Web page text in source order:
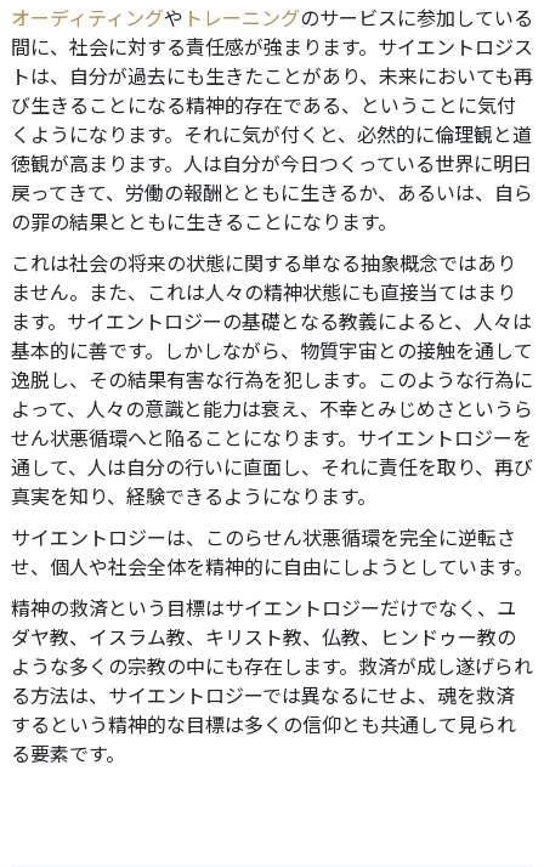
オーディティングや トレーニングのサービスに参加している
間に、社会に対する責任感が強まります。サイエントロジス
トは、自分が過去にも生きたことがあり、未来においても再
び生きることになる精神的存在である、ということに気付
くようになります。それに気が付くと、必然的に倫理観と道
徳観が高まります。人は自分が今日つくっている世界に明日
戻ってきて、労働の報酬とともに生きるか、あるいは、自ら
の罪の結果とともに生きることになります。
これは社会の将来の状態に関する単なる抽象概念ではあり
ません。また、これは人々の精神状態にも直接当てはまり
ます。サイエントロジーの基礎となる教義によると、人々は
基本的に善です。しかしながら、物質宇宙との接触を通して
逸脱し、その結果有害な行為を犯します。このような行為に
よって、人々の意識と能力は衰え、不幸とみじめさというら
せん状悪循環へと陥ることになります。サイエントロジーを
通して、人は自分の行いに直面し、それに責任を取り、再び
真実を知り、経験できるようになります。
サイエントロジーは、このらせん状悪循環を完全に逆転さ
せ、個人や社会全体を精神的に自由にしようとしています。
精神の救済という目標はサイエントロジーだけでなく、ユ
ダヤ教、イスラム教、キリスト教、仏教、ヒンドゥー教の
ような多くの宗教の中にも存在します。救済が成し遂げられ
る方法は、サイエントロジーでは異なるにせよ、魂を救済
するという精神的な目標は多くの信仰とも共通して見られ
る要素です。